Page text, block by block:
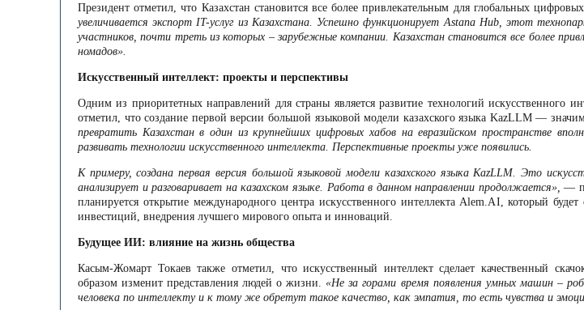
Президент отметил, что Казахстан становится все более привлекательным для глобальных
увеличивается экспорт IT-услуг из Казахстана. Успешно функционирует Astana Hub, этот
участников, почти треть из которых – зарубежные компании.
Казахстан становится все более
номадов».
Искусственный интеллект: проекты и перспективы
Одним из приоритетных направлений для страны является развитие технологий искусственного
отметил, что создание первой версии большой языковой модели казахского языка KazLLM —
превратить Казахстан в один из крупнейших цифровых хабов на евразийском пространстве
развивать технологии искусственного интеллекта. Перспективные проекты уже появились.
К примеру, создана первая версия большой языковой модели казахского языка KazLLM. Это
анализирует и разговаривает на казахском языке. Работа в данном направлении продолжается», —
планируется открытие международного центра искусственного интеллекта Alem.AI, который
инвестиций, внедрения лучшего мирового опыта и инноваций.
Будущее ИИ: влияние на жизнь общества
Касым-Жомарт Токаев также отметил, что искусственный интеллект сделает качественный
образом изменит представления людей о жизни.
«Не за горами время появления умных машин –
человека по интеллекту и к тому же обретут такое качество, как эмпатия, то есть чувства и